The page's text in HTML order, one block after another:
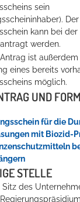
mehr
bietet den
sein
Der
kann bei
werden.
ist
eines bereits
möglich.
UND
für die
mit Biozid-
STELLE
Sitz des